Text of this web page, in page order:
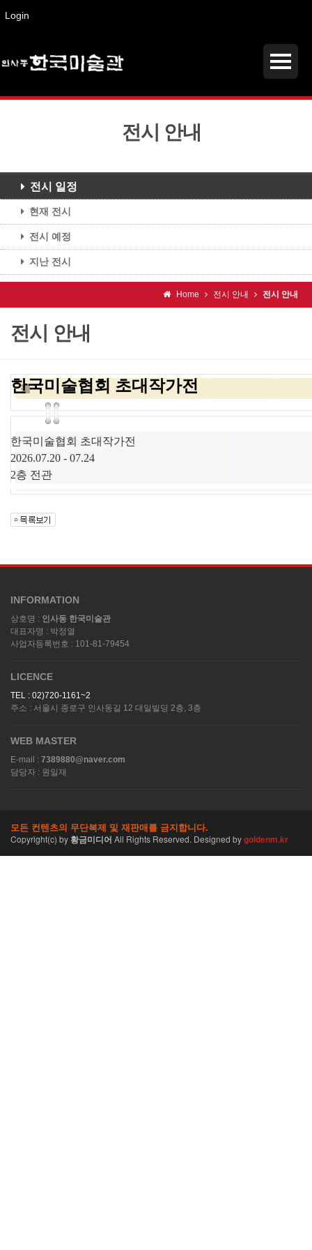
Login
전시 안내
전시 일정
현재 전시
전시 예정
지난 전시
Home 전시 안내 전시 안내
전시 안내
한국미술협회 초대작가전
한국미술협회 초대작가전
2026.07.20 - 07.24
2층 전관
INFORMATION
상호명 : 인사동 한국미술관
대표자명 : 박정열
사업자등록번호 : 101-81-79454
LICENCE
TEL : 02)720-1161~2
주소 : 서울시 종로구 인사동길 12 대일빌딩 2층, 3층
WEB MASTER
E-mail : 7389880@naver.com
담당자 : 원일재
모든 컨텐츠의 무단복제 및 재판매를 금지합니다.
Copyright(c) by 황금미디어 All Rights Reserved. Designed bygoldenm.kr